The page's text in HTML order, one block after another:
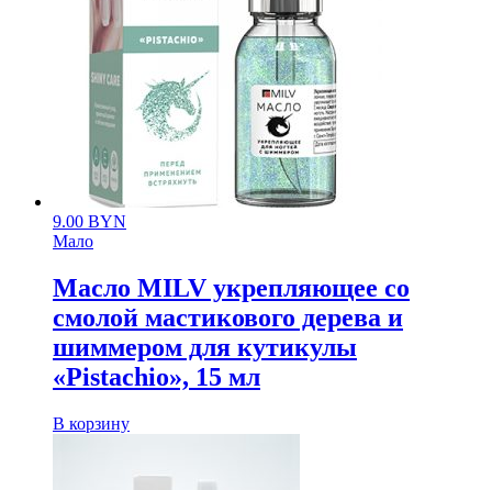
9.00 BYN
Мало
Масло MILV укрепляющее со
смолой мастикового дерева и
шиммером для кутикулы
«Pistachio», 15 мл
В корзину